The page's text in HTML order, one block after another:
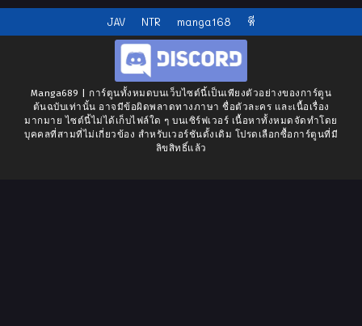
JAV NTR manga168 หี
Manga689 | การ์ตูนทั้งหมดบนเว็บไซต์นี้เป็นเพียงตัวอย่างของการ์ตูน
ต้นฉบับเท่านั้น อาจมีข้อผิดพลาดทางภาษา ชื่อตัวละคร และเนื้อเรื่อง
มากมาย ไซต์นี้ไม่ได้เก็บไฟล์ใด ๆ บนเซิร์ฟเวอร์ เนื้อหาทั้งหมดจัดทำโดย
บุคคลที่สามที่ไม่เกี่ยวข้อง สำหรับเวอร์ชันดั้งเดิม โปรดเลือกซื้อการ์ตูนที่มี
ลิขสิทธิ์แล้ว